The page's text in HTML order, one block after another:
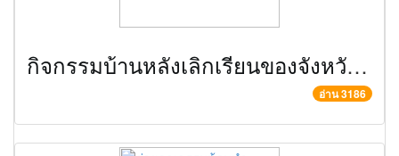
กิจกรรมบ้านหลังเลิกเรียนของจังหวัดพระนครศรีอยุธยา ครั้งที่ 2
อ่าน 3186